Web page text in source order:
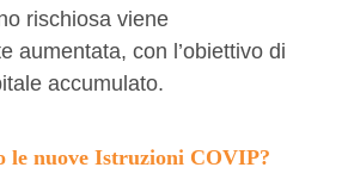
rischiosa viene
aumentata, con l’obiettivo di
accumulato.
le nuove Istruzioni COVIP?